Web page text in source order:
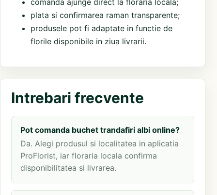
comanda ajunge direct la floraria locala;
plata si confirmarea raman transparente;
produsele pot fi adaptate in functie de
florile disponibile in ziua livrarii.
Intrebari frecvente
Pot comanda buchet trandafiri albi online?
Da. Alegi produsul si localitatea in aplicatia
ProFlorist, iar floraria locala confirma
disponibilitatea si livrarea.